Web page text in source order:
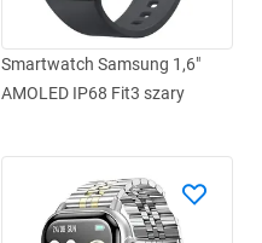
Smartwatch Samsung 1,6"
AMOLED IP68 Fit3 szary